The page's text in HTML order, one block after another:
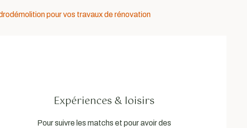
pour vos travaux de rénovation
Expériences & loisirs
Pour suivre les matchs et pour avoir des